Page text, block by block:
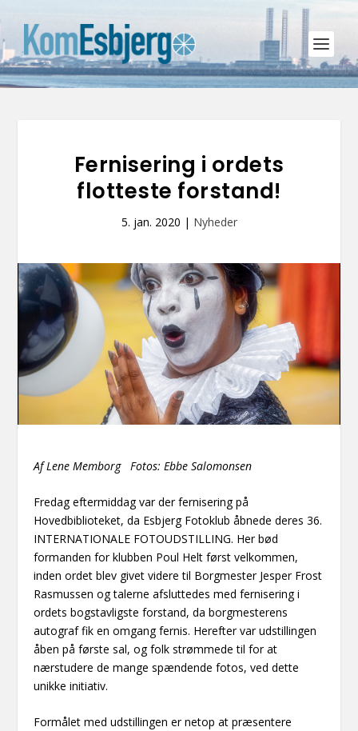
Fernisering i ordets
flotteste forstand!
5. jan. 2020 | Nyheder
Af Lene Memborg Fotos: Ebbe Salomonsen
Fredag eftermiddag var der fernisering på
Hovedbiblioteket, da Esbjerg Fotoklub åbnede deres 36.
INTERNATIONALE FOTOUDSTILLING. Her bød
formanden for klubben Poul Helt først velkommen,
inden ordet blev givet videre til Borgmester Jesper Frost
Rasmussen og talerne afsluttedes med fernisering i
ordets bogstavligste forstand, da borgmesterens
autograf fik en omgang fernis. Herefter var udstillingen
åben på første sal, og folk strømmede til for at
nærstudere de mange spændende fotos, ved dette
unikke initiativ.
Formålet med udstillingen er netop at præsentere